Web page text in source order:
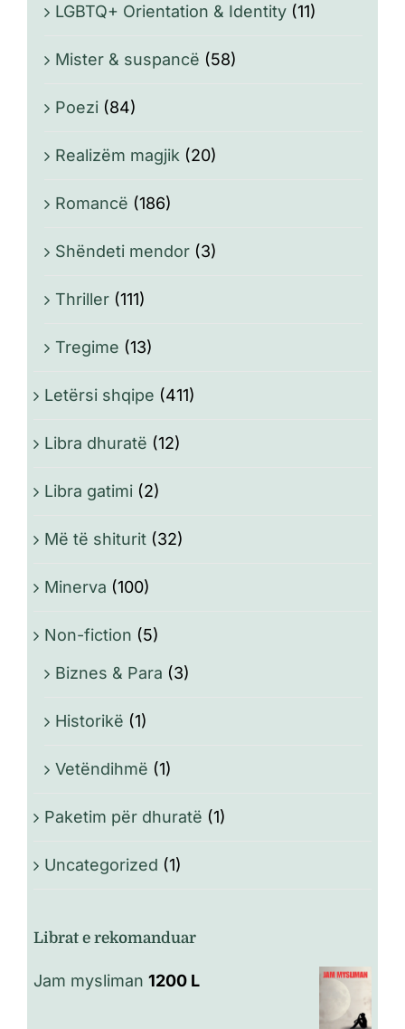
LGBTQ+ Orientation & Identity (11)
Mister & suspancë (58)
Poezi (84)
Realizëm magjik (20)
Romancë (186)
Shëndeti mendor (3)
Thriller (111)
Tregime (13)
Letërsi shqipe (411)
Libra dhuratë (12)
Libra gatimi (2)
Më të shiturit (32)
Minerva (100)
Non-fiction (5)
Biznes & Para (3)
Historikë (1)
Vetëndihmë (1)
Paketim për dhuratë (1)
Uncategorized (1)
Librat e rekomanduar
Jam mysliman 1200 L